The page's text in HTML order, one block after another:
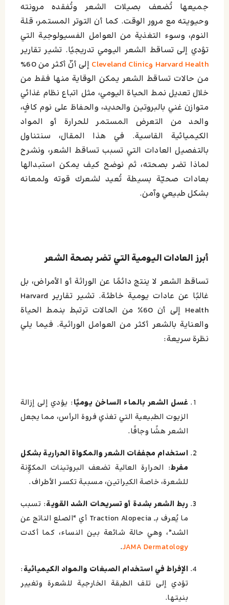
جميعها تُضعف بصيلات الشعر وتُفقده مرونته
وحيويته مع مرور الوقت. كما أن التوتر المستمر، قلة
النوم، وسوء التغذية من العوامل الفسيولوجية التي
تؤدي إلى تساقط الشعر اليومي تدريجيًا. تشير تقارير
Harvard Health وCleveland Clinic
إلى أنّ أكثر من 60%
من حالات تساقط الشعر يمكن الوقاية منها فقط من
خلال تعديل نمط الحياة اليومي، مثل اتباع نظام غذائي
متوازن غني بالبروتين والحديد، والحفاظ على نوم كافٍ،
والحد من التعرض المستمر للحرارة أو المواد
الكيميائية القاسية. في هذا المقال، سنتناول
بالتفصيل العادات التي تسبب تساقط الشعر، ونشرح
لماذا تضر بصحته، ثم نوضح كيف يمكن استبدالها
بعادات صحيّة بسيطة تُعيد لشعرك قوته ولمعانه
بشكل طبيعي وآمن.
أبرز العادات اليومية التي تضر بصحة الشعر
تساقط الشعر لا ينتج دائمًا عن الوراثة أو الأمراض، بل
غالبًا عن عادات يومية خاطئة. تشير تقارير Harvard
Health إلى أن 60٪ من الحالات ترتبط بنمط الحياة
والعناية بالشعر أكثر من العوامل الوراثية. فیما يلي
نظرة سريعة:
غسل الشعر بالماء الساخن يوميًا: يؤدي إلى إزالة
الزيوت الطبيعية التي تغذي فروة الرأس، مما يجعل
الشعر هشًا وجافًا.
استخدام مجففات الشعر والمكواة الحرارية بشكل
مفرط: الحرارة العالية تضعف البروتينات المكوِّنة
للشعرة، خاصة الكيراتين، مسببة تكسر الأطراف.
ربط الشعر بشدة أو تسريحات الشد القوية: تسبب
ما يُعرف بـ Traction Alopecia أي “الصلع الناتج عن
الشد”، وهي حالة شائعة بين النساء، كما أكدت
JAMA Dermatology
.
الإفراط في استخدام الصبغات والمواد الكيميائية:
تؤدي إلى تلف الطبقة الخارجية للشعرة وتغيير
بنيتها.